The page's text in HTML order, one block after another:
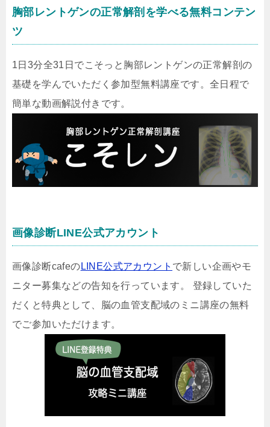
胸部レントゲンの正常解剖を学べる無料コンテン
ツ
1日3分全31日でこそっと胸部レントゲンの正常解剖の
基礎を学んでいただく参加型無料講座です。全日程で
簡単な動画解説付きです。
画像診断LINE公式アカウント
画像診断cafeの LINE公式アカウント で新しい企画やモ
ニター募集などの告知を行っています。 登録していた
だくと特典として、脳の血管支配域のミニ講座の無料
でご参加いただけます。